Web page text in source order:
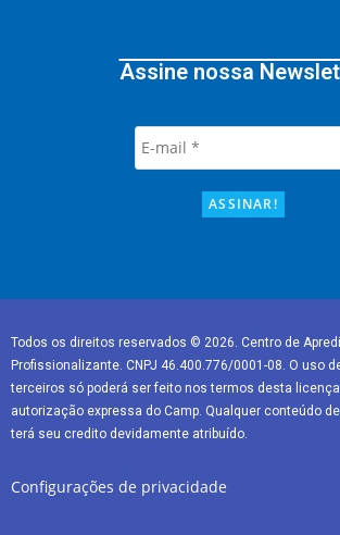
Assine nossa
Todos os direitos reservados © 2026. Centro de
Profissionalizante. CNPJ 46.400.776/0001-08. O uso
terceiros só poderá ser feito nos termos desta
autorização expressa do Camp. Qualquer conteúdo
terá seu credito devidamente atribuído.
Configurações de privacidade